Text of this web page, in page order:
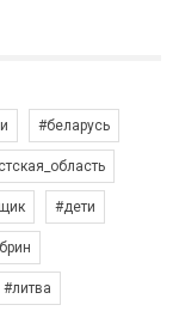
#беларусь
#дети
#литва